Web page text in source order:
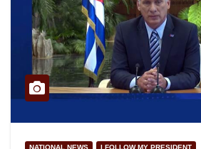
NATIONAL NEWS I FOLLOW MY PRESIDENT